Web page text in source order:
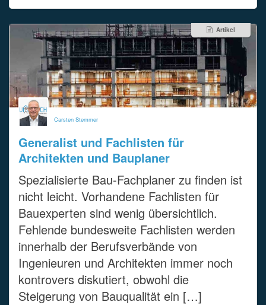
Artikel
Carsten Stemmer
Generalist und Fachlisten für
Architekten und Bauplaner
Spezialisierte Bau-Fachplaner zu finden ist
nicht leicht. Vorhandene Fachlisten für
Bauexperten sind wenig übersichtlich.
Fehlende bundesweite Fachlisten werden
innerhalb der Berufsverbände von
Ingenieuren und Architekten immer noch
kontrovers diskutiert, obwohl die
Steigerung von Bauqualität ein […]